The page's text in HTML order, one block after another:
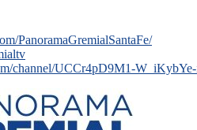
PanoramaGremialSantaFe/
channel/UCCr4pD9M1-